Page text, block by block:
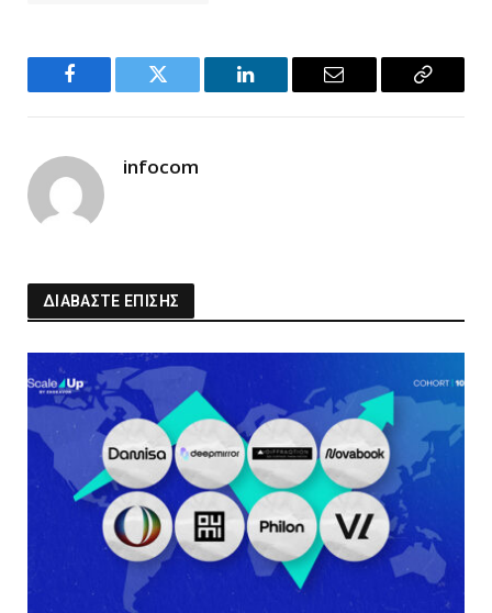
Facebook Twitter LinkedIn Email
Copy
infocom
ΔΙΑΒΑΣΤΕ ΕΠΙΣΗΣ